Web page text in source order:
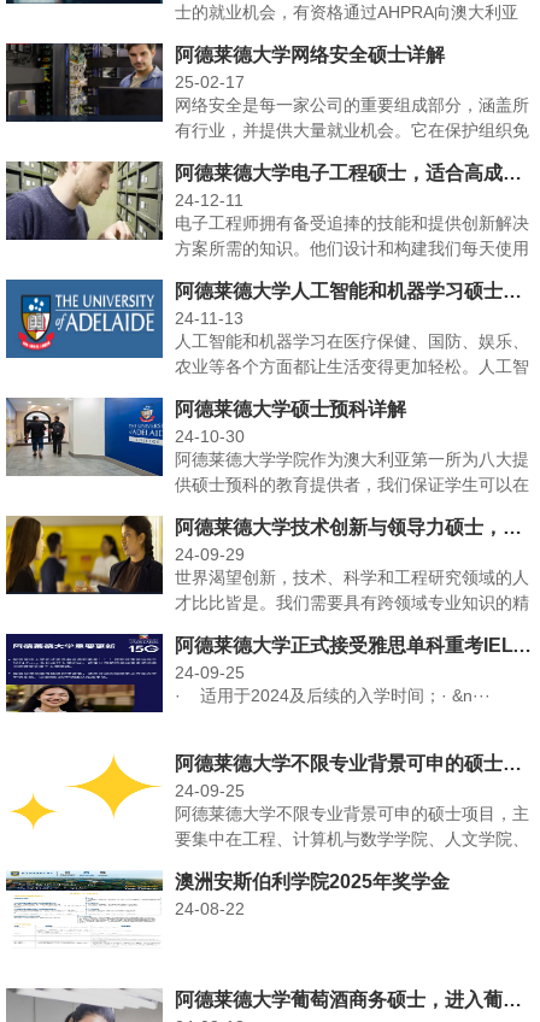
士的就业机会，有资格通过AHPRA向澳大利亚
阿德莱德大学网络安全硕士详解
25-02-17
网络安全是每一家公司的重要组成部分，涵盖所
有行业，并提供大量就业机会。它在保护组织免
阿德莱德大学电子工程硕士，适合高成就的工程毕业生
24-12-11
电子工程师拥有备受追捧的技能和提供创新解决
方案所需的知识。他们设计和构建我们每天使用
阿德莱德大学人工智能和机器学习硕士，利用人工智能塑造未来
24-11-13
人工智能和机器学习在医疗保健、国防、娱乐、
农业等各个方面都让生活变得更加轻松。人工智
阿德莱德大学硕士预科详解
24-10-30
阿德莱德大学学院作为澳大利亚第一所为八大提
供硕士预科的教育提供者，我们保证学生可以在
阿德莱德大学技术创新与领导力硕士，成为跨领域专业知识的精明领导者
24-09-29
世界渴望创新，技术、科学和工程研究领域的人
才比比皆是。我们需要具有跨领域专业知识的精
阿德莱德大学正式接受雅思单科重考IELTS OSR
24-09-25
· 适用于2024及后续的入学时间；· &n···
阿德莱德大学不限专业背景可申的硕士项目
24-09-25
阿德莱德大学不限专业背景可申的硕士项目，主
要集中在工程、计算机与数学学院、人文学院、
澳洲安斯伯利学院2025年奖学金
24-08-22
阿德莱德大学葡萄酒商务硕士，进入葡萄酒国际市场等